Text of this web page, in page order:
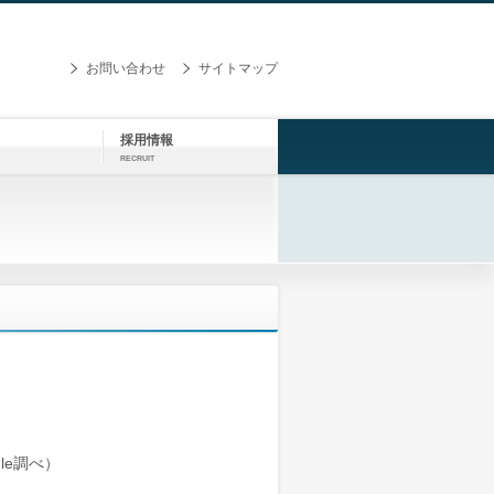
お問い合わせ サイトマップ
採用情報
RECRUIT
調べ）